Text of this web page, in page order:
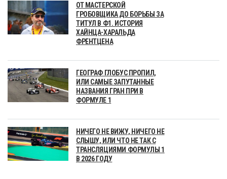
ОТ МАСТЕРСКОЙ
ГРОБОВЩИКА ДО БОРЬБЫ ЗА
ТИТУЛ В Ф1. ИСТОРИЯ
ХАЙНЦА-ХАРАЛЬДА
ФРЕНТЦЕНА
ГЕОГРАФ ГЛОБУС ПРОПИЛ,
ИЛИ САМЫЕ ЗАПУТАННЫЕ
НАЗВАНИЯ ГРАН ПРИ В
ФОРМУЛЕ 1
НИЧЕГО НЕ ВИЖУ, НИЧЕГО НЕ
СЛЫШУ, ИЛИ ЧТО НЕ ТАК С
ТРАНСЛЯЦИЯМИ ФОРМУЛЫ 1
В 2026 ГОДУ